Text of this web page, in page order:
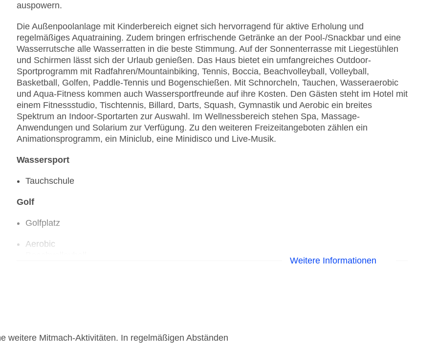
auspowern.
Die Außenpoolanlage mit Kinderbereich eignet sich hervorragend für aktive Erholung und
regelmäßiges Aquatraining. Zudem bringen erfrischende Getränke an der Pool-/Snackbar und eine
Wasserrutsche alle Wasserratten in die beste Stimmung. Auf der Sonnenterrasse mit Liegestühlen
und Schirmen lässt sich der Urlaub genießen. Das Haus bietet ein umfangreiches Outdoor-
Sportprogramm mit Radfahren/Mountainbiking, Tennis, Boccia, Beachvolleyball, Volleyball,
Basketball, Golfen, Paddle-Tennis und Bogenschießen. Mit Schnorcheln, Tauchen, Wasseraerobic
und Aqua-Fitness kommen auch Wassersportfreunde auf ihre Kosten. Den Gästen steht im Hotel mit
einem Fitnessstudio, Tischtennis, Billard, Darts, Squash, Gymnastik und Aerobic ein breites
Spektrum an Indoor-Sportarten zur Auswahl. Im Wellnessbereich stehen Spa, Massage-
Anwendungen und Solarium zur Verfügung. Zu den weiteren Freizeitangeboten zählen ein
Animationsprogramm, ein Miniclub, eine Minidisco und Live-Musik.
Wassersport
Tauchschule
Golf
Golfplatz
Aerobic
Weitere Informationen
weitere Mitmach-Aktivitäten. In regelmäßigen Abständen